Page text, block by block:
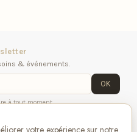
& événements.
OK
à tout moment.